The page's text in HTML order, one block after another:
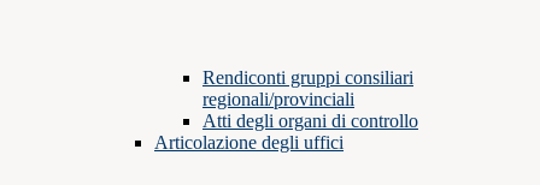
Rendiconti gruppi consiliari
regionali/provinciali
Atti degli organi di controllo
Articolazione degli uffici